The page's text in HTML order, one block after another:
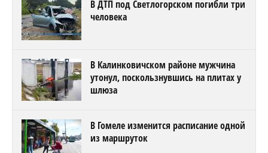
В ДТП под Светлогорском погибли три
человека
В Калинковичском районе мужчина
утонул, поскользнувшись на плитах у
шлюза
В Гомеле изменится расписание одной
из маршруток